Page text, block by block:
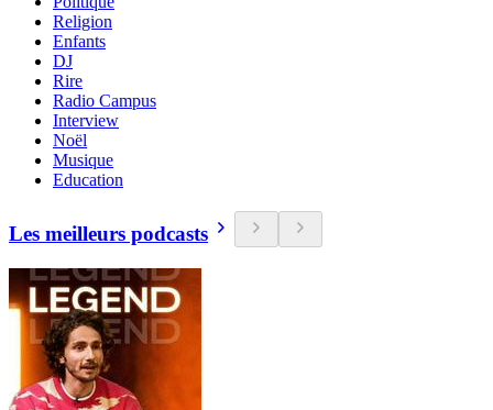
Religion
Enfants
DJ
Rire
Radio Campus
Interview
Noël
Musique
Education
Les meilleurs podcasts